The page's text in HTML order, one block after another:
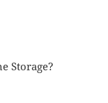
Storage?